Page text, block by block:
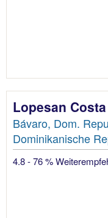
Lopesan
Bávaro, Dom.
Dominikanische
4.8 - 76 %